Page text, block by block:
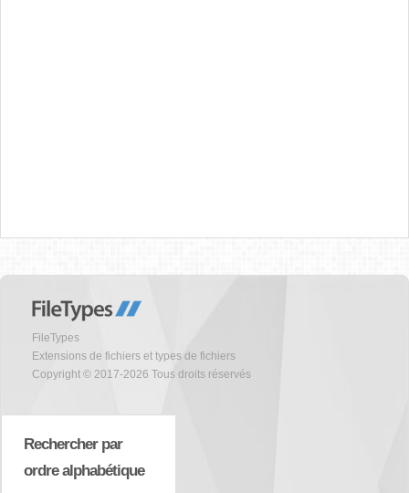
FileTypes
Extensions de fichiers et types de fichiers
Copyright © 2017-2026 Tous droits réservés
Rechercher par
ordre alphabétique